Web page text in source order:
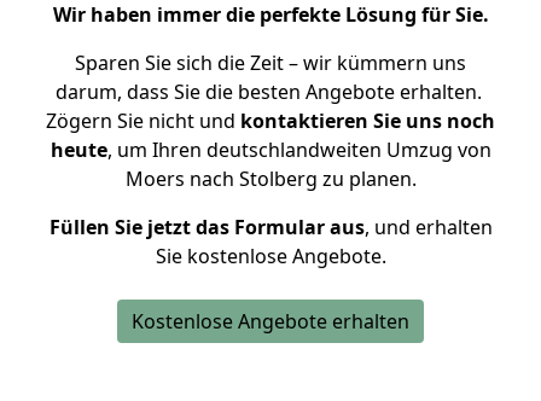
Wir haben immer die perfekte Lösung für Sie.
Sparen Sie sich die Zeit – wir kümmern uns
darum, dass Sie die besten Angebote erhalten.
Zögern Sie nicht und kontaktieren Sie uns noch
heute, um Ihren deutschlandweiten Umzug von
Moers nach Stolberg zu planen.
Füllen Sie jetzt das Formular aus, und erhalten
Sie kostenlose Angebote.
Kostenlose Angebote erhalten